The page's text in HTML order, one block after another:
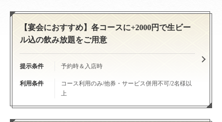
【宴会におすすめ】各コースに+2000円で生ビー
ル込の飲み放題をご用意
提示条件 予約時＆入店時
利用条件
コース利用のみ/他券・サービス併用不可/2名様以
上